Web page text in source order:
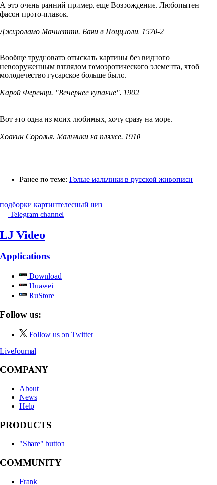
А это очень ранний пример, еще Возрождение. Любопытен
фасон прото-плавок.
Джироламо Мачиетти. Бани в Поцциоли. 1570-2
Вообще трудновато отыскать картины без видного
невооруженным взглядом гомоэротического элемента, чтоб
молодечество гусарское больше было.
Карой Ференци. "Вечернее купание". 1902
Вот это одна из моих любимых, хочу сразу на море.
Хоакин Соролья. Мальчики на пляже. 1910
Ранее по теме: Голые мальчики в русской живописи
подборки картинтелесный низ
Telegram channel
LJ Video
Applications
Download
Huawei
RuStore
Follow us:
Follow us on Twitter
LiveJournal
COMPANY
About
News
Help
PRODUCTS
"Share" button
COMMUNITY
Frank